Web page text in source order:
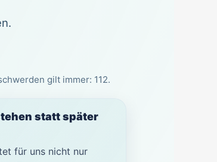
gilt immer: 112.
statt später
für uns nicht nur